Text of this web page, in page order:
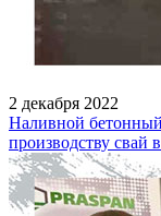
2 декабря 2022
Наливной
производству свай